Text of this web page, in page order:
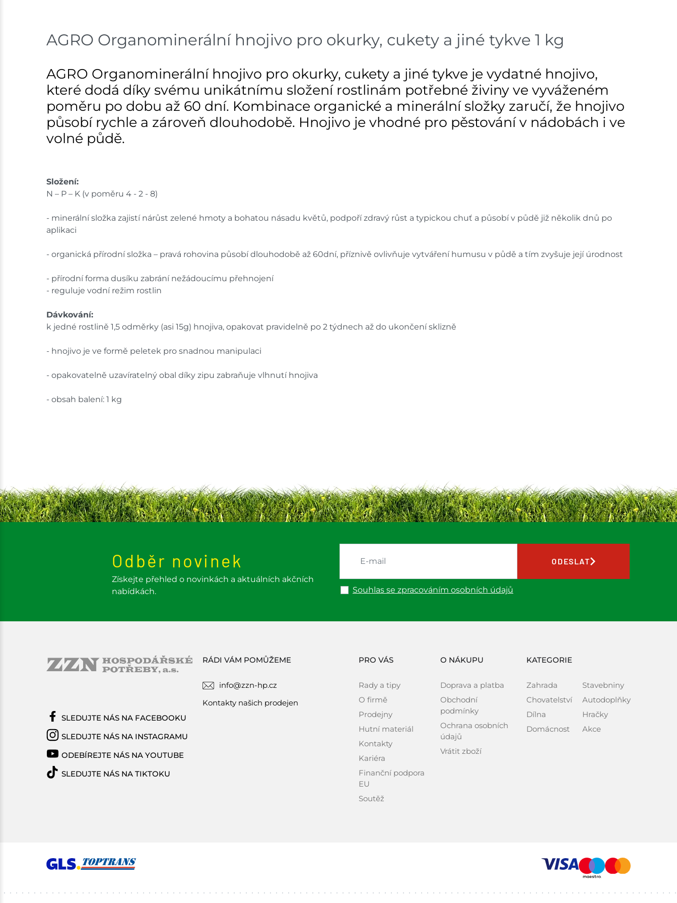
Nové Město
Skladem na prodejně - doručení do 7
Velká Bíteš
Skladem na prodejně - doručení do 7
dnů
Skladové množství na prodejnách je pouze orientační.
Ceny na prodejnách se mohou lišit od cen na e-shopu.
AGRO Organominerální hnojivo pro okurky, cukety a jiné tykve 1 kg
AGRO Organominerální hnojivo pro okurky, cukety a jiné tykve je vydatné hnojivo,
které dodá díky svému unikátnímu složení rostlinám potřebné živiny ve vyváženém
poměru po dobu až 60 dní. Kombinace organické a minerální složky zaručí, že hnojivo
působí rychle a zároveň dlouhodobě. Hnojivo je vhodné pro pěstování v nádobách i ve
volné půdě.
Složení:
N – P – K (v poměru 4 - 2 - 8)
- minerální složka zajistí nárůst zelené hmoty a bohatou násadu květů, podpoří zdravý růst a typickou chuť a působí v půdě již několik dnů po
aplikaci
- organická přírodní složka – pravá rohovina působí dlouhodobě až 60dní, příznivě ovlivňuje vytváření humusu v půdě a tím zvyšuje její úrodnost
- přírodní forma dusíku zabrání nežádoucímu přehnojení
- reguluje vodní režim rostlin
Dávkování:
k jedné rostlině 1,5 odměrky (asi 15g) hnojiva, opakovat pravidelně po 2 týdnech až do ukončení sklizně
- hnojivo je ve formě peletek pro snadnou manipulaci
- opakovatelně uzavíratelný obal díky zipu zabraňuje vlhnutí hnojiva
- obsah balení: 1 kg
Odběr novinek
Získejte přehled o novinkách a aktuálních akčních
nabídkách.
Souhlas se zpracováním osobních údajů
ODESLAT
RÁDI VÁM POMŮŽEME
info@zzn-hp.cz
Kontakty našich prodejen
PRO VÁS
Rady a tipy
O firmě
Prodejny
Hutní materiál
Kontakty
Kariéra
Finanční podpora
EU
Soutěž
O NÁKUPU
Doprava a platba
Obchodní
podmínky
Ochrana osobních
údajů
Vrátit zboží
KATEGORIE
Zahrada
Chovatelství
Dílna
Domácnost
Stavebniny
Autodoplňky
Hračky
Akce
SLEDUJTE NÁS NA FACEBOOKU
SLEDUJTE NÁS NA INSTAGRAMU
ODEBÍREJTE NÁS NA YOUTUBE
SLEDUJTE NÁS NA TIKTOKU